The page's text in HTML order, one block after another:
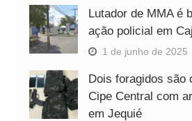
Lutador de MMA é
ação policial em
1 de junho de 2025
Dois foragidos são
Cipe Central com
em Jequié